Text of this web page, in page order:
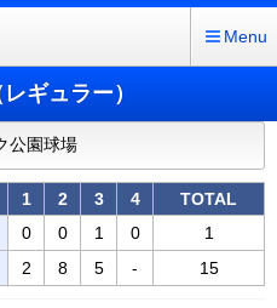
Menu
ギュラー）
公園球場
1 2 3 4
TOTAL
0 0 1 0
1
2 8 5 - 15